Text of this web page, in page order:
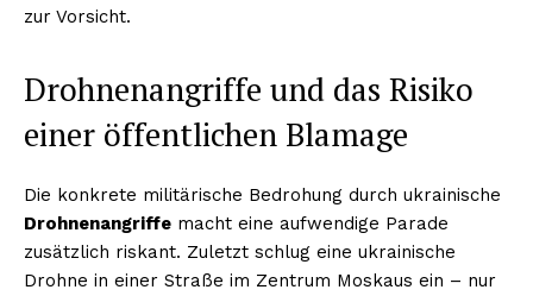
zur Vorsicht.
Drohnenangriffe und das Risiko
einer öffentlichen Blamage
Die konkrete militärische Bedrohung durch ukrainische
Drohnenangriffe macht eine aufwendige Parade
zusätzlich riskant. Zuletzt schlug eine ukrainische
Drohne in einer Straße im Zentrum Moskaus ein – nur